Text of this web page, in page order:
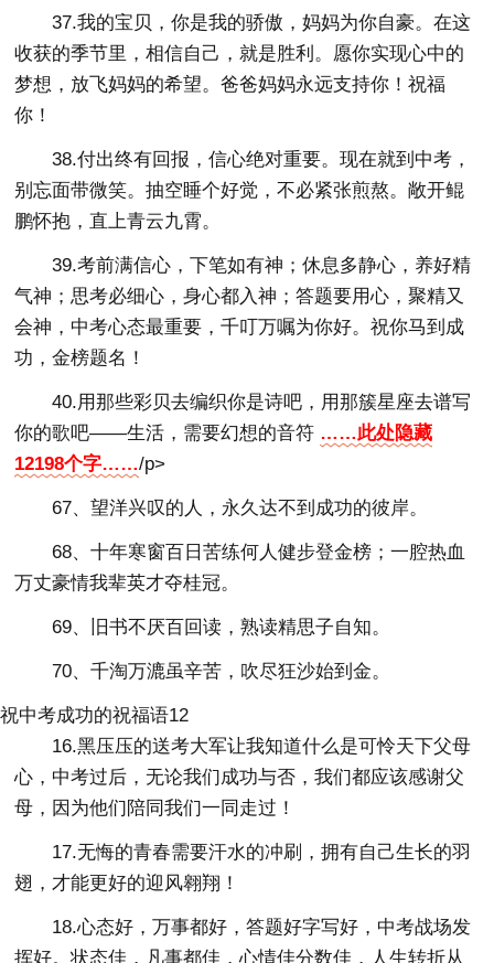
37.我的宝贝，你是我的骄傲，妈妈为你自豪。在这
收获的季节里，相信自己，就是胜利。愿你实现心中的
梦想，放飞妈妈的希望。爸爸妈妈永远支持你！祝福
你！
38.付出终有回报，信心绝对重要。现在就到中考，
别忘面带微笑。抽空睡个好觉，不必紧张煎熬。敞开鲲
鹏怀抱，直上青云九霄。
39.考前满信心，下笔如有神；休息多静心，养好精
气神；思考必细心，身心都入神；答题要用心，聚精又
会神，中考心态最重要，千叮万嘱为你好。祝你马到成
功，金榜题名！
40.用那些彩贝去编织你是诗吧，用那簇星座去谱写
你的歌吧——生活，需要幻想的音符 ……此处隐藏
12198个字……/p>
67、望洋兴叹的人，永久达不到成功的彼岸。
68、十年寒窗百日苦练何人健步登金榜；一腔热血
万丈豪情我辈英才夺桂冠。
69、旧书不厌百回读，熟读精思子自知。
70、千淘万漉虽辛苦，吹尽狂沙始到金。
祝中考成功的祝福语12
16.黑压压的送考大军让我知道什么是可怜天下父母
心，中考过后，无论我们成功与否，我们都应该感谢父
母，因为他们陪同我们一同走过！
17.无悔的青春需要汗水的冲刷，拥有自己生长的羽
翅，才能更好的迎风翱翔！
18.心态好，万事都好，答题好字写好，中考战场发
挥好。状态佳，凡事都佳，心情佳分数佳，人生转折从